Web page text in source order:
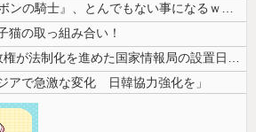
【画像】 Netflix版『リボンの騎士』、とんでもない事になるｗｗｗ...
猫の取っ組み合い！
（ ´_ゝ`）中国「高市政権が法制化を進めた国家情報局の設置日が7月3...
アで急激な変化 日韓協力強化を」